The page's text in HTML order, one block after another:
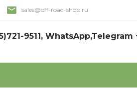
sales@off-road-shop.ru
9511, WhatsApp,Telegram